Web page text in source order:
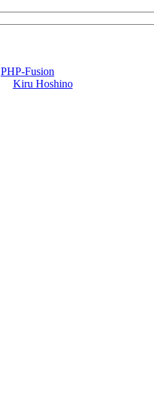
PHP-Fusion
Kiru Hoshino